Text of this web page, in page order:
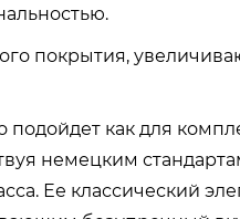
покрытия,
как для
немецким
Ее классический